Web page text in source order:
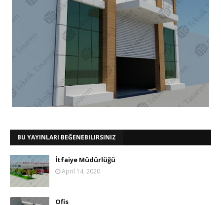
BU YAYINLARI BEĞENEBILIRSINIZ
İtfaiye Müdürlüğü
April 14, 2020
Ofis